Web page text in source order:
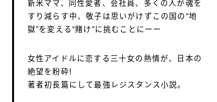
新米ママ、同性愛者、会社員、多くの人が魂を
すり減らす中、敬子は思いがけずこの国の“地
獄”を変える“賭け”に挑むことにーー
女性アイドルに恋する三十女の熱情が、日本の
絶望を粉砕!
著者初長篇にして最強レジスタンス小説。